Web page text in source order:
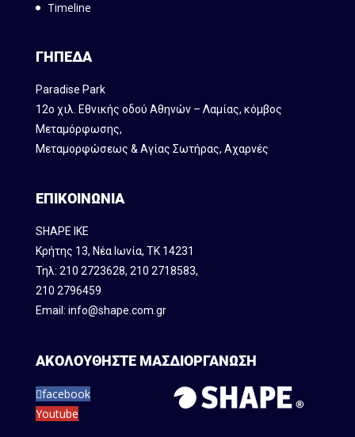
Timeline
ΓΗΠΕΔΑ
Paradise Park
12ο χιλ. Εθνικής οδού Αθηνών – Λαμίας, κόμβος
Mεταμόρφωσης,
Μεταμορφώσεως & Αγίας Σωτήρας, Αχαρνές
ΕΠΙΚΟΙΝΩΝΙΑ
SHAPE IKE
Κρήτης 13, Νέα Ιωνία, ΤΚ 14231
Τηλ: 210 2723628, 210 2718583,
210 2796459
Email: info@shape.com.gr
ΑΚΟΛΟΥΘΗΣΤΕ ΜΑΣ
facebook
Youtube
ΔΙΟΡΓΑΝΩΣΗ